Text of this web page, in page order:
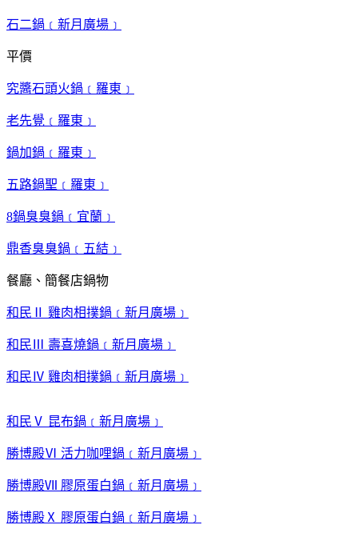
石二鍋﹝新月廣場﹞
平價
究醬石頭火鍋﹝羅東﹞
老先覺﹝羅東﹞
鍋加鍋﹝羅東﹞
五路鍋聖﹝羅東﹞
8鍋臭臭鍋﹝宜蘭﹞
鼎香臭臭鍋﹝五結﹞
餐廳、簡餐店鍋物
和民Ⅱ 雞肉相撲鍋﹝新月廣場﹞
和民Ⅲ 壽喜燒鍋﹝新月廣場﹞
和民Ⅳ 雞肉相撲鍋﹝新月廣場﹞
和民Ⅴ 昆布鍋﹝新月廣場﹞
勝博殿Ⅵ 活力咖哩鍋﹝新月廣場﹞
勝博殿Ⅶ 膠原蛋白鍋﹝新月廣場﹞
勝博殿Ⅹ 膠原蛋白鍋﹝新月廣場﹞